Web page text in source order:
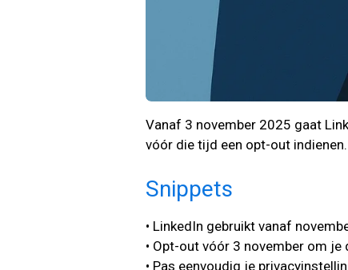
Vanaf 3 november 2025 gaat
vóór die tijd een opt-out
Snippets
• LinkedIn gebruikt vanaf
• Opt-out vóór 3 november om je
• Pas eenvoudig je